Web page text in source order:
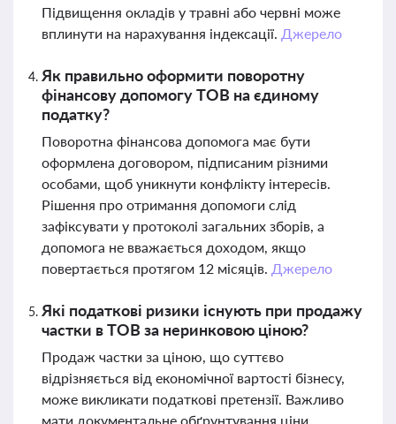
Підвищення окладів у травні або червні може
вплинути на нарахування індексації. Джерело
Як правильно оформити поворотну
фінансову допомогу ТОВ на єдиному
податку?
Поворотна фінансова допомога має бути
оформлена договором, підписаним різними
особами, щоб уникнути конфлікту інтересів.
Рішення про отримання допомоги слід
зафіксувати у протоколі загальних зборів, а
допомога не вважається доходом, якщо
повертається протягом 12 місяців. Джерело
Які податкові ризики існують при продажу
частки в ТОВ за неринковою ціною?
Продаж частки за ціною, що суттєво
відрізняється від економічної вартості бізнесу,
може викликати податкові претензії. Важливо
мати документальне обґрунтування ціни,